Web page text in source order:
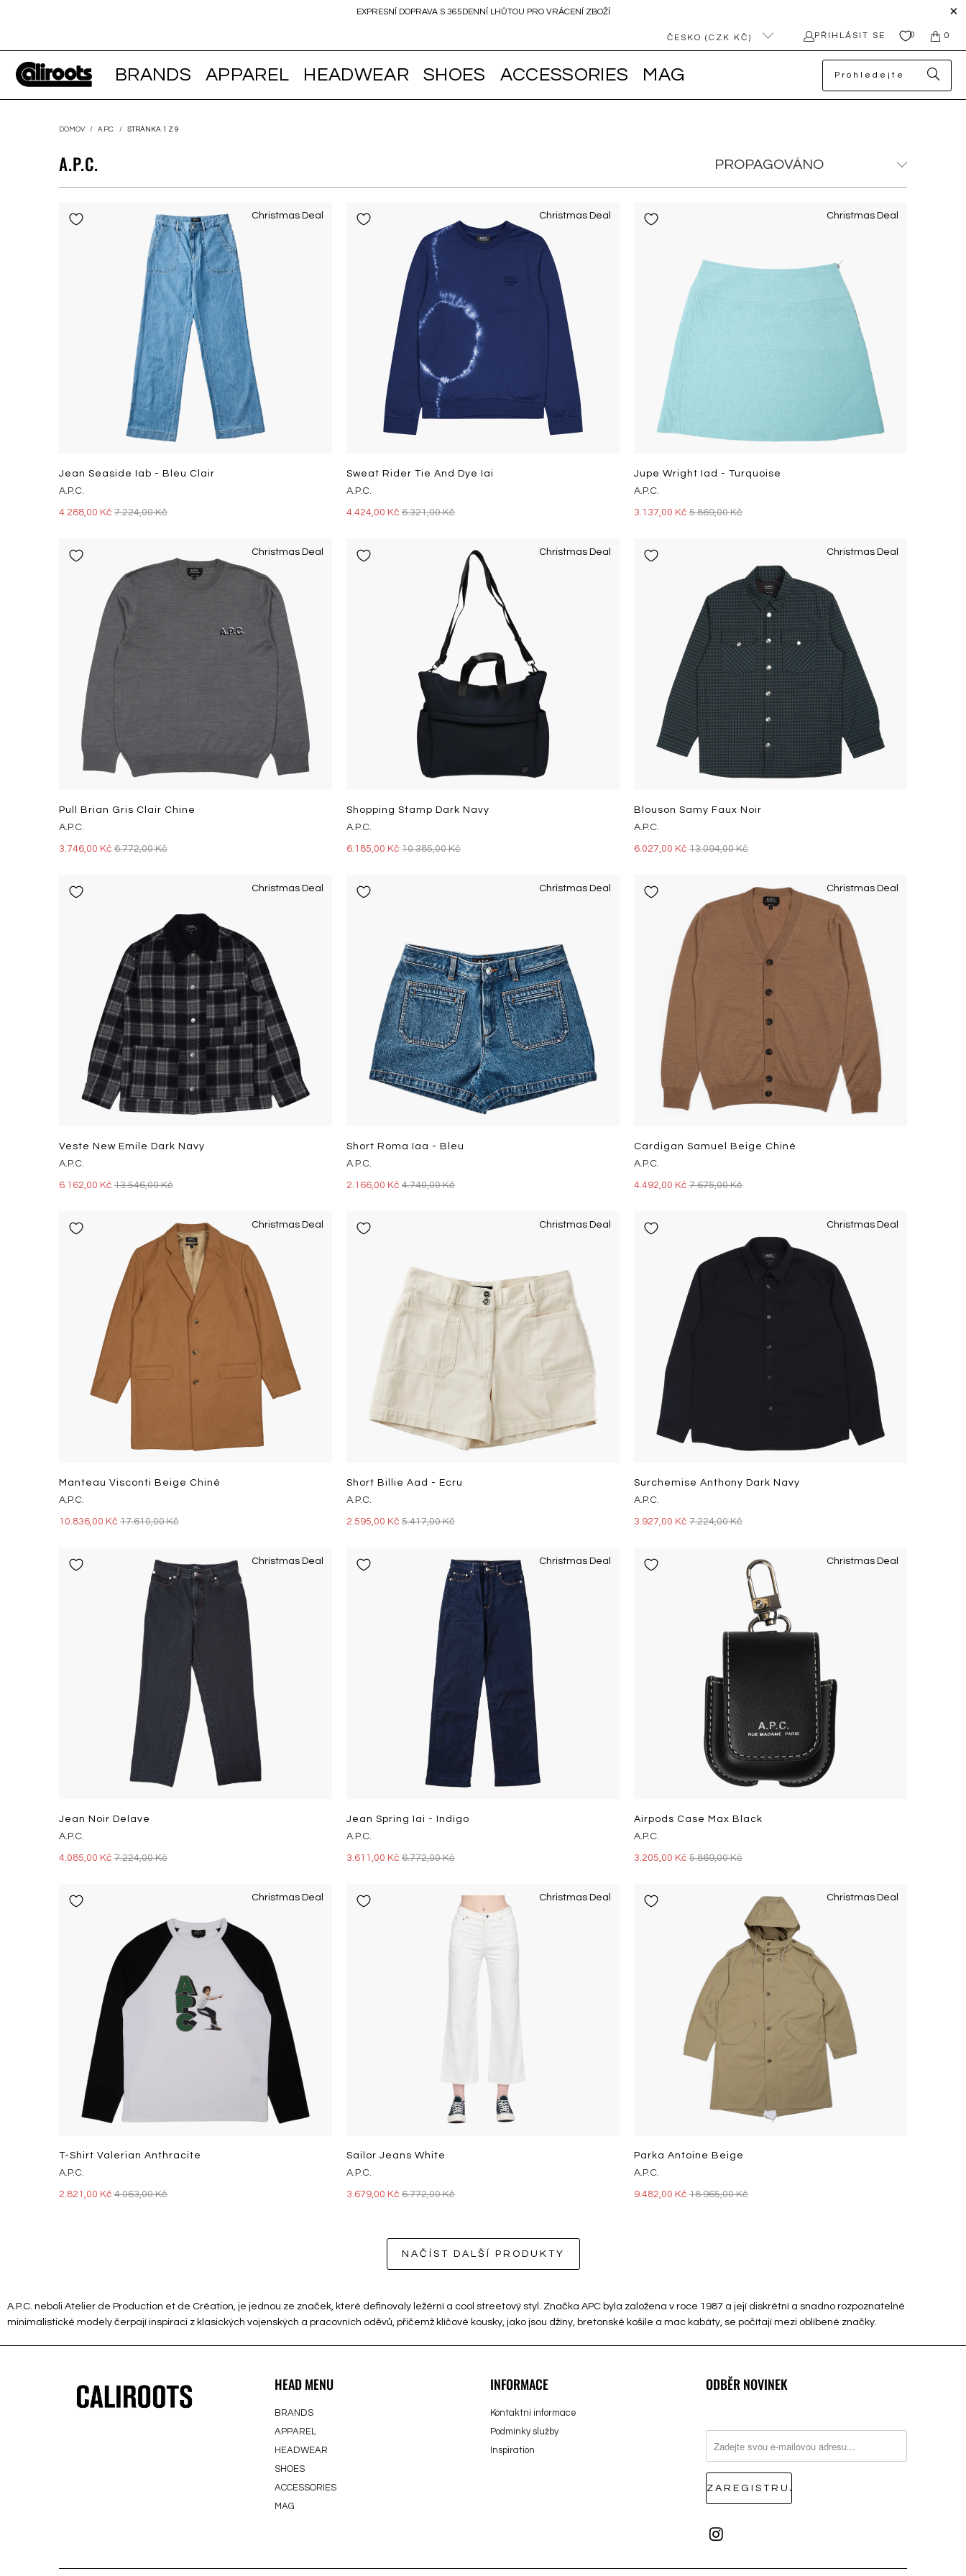
EXPRESNÍ DOPRAVA S 365DENNÍ LHŮTOU PRO VRÁCENÍ ZBOŽÍ
ČESKO (CZK KČ) PŘIHLÁSIT SE 0 0
BRANDS APPAREL HEADWEAR SHOES ACCESSORIES MAG
DOMOV / A.P.C. / STRÁNKA 1 Z 9
A.P.C.
Christmas Deal
Jean Seaside Iab - Bleu Clair
A.P.C.
4.288,00 Kč 7.224,00 Kč
Christmas Deal
Sweat Rider Tie And Dye Iai
A.P.C.
4.424,00 Kč 6.321,00 Kč
Christmas Deal
Jupe Wright Iad - Turquoise
A.P.C.
3.137,00 Kč 5.869,00 Kč
Christmas Deal
Pull Brian Gris Clair Chine
A.P.C.
3.746,00 Kč 6.772,00 Kč
Christmas Deal
Shopping Stamp Dark Navy
A.P.C.
6.185,00 Kč 10.385,00 Kč
Christmas Deal
Blouson Samy Faux Noir
A.P.C.
6.027,00 Kč 13.094,00 Kč
Christmas Deal
Veste New Emile Dark Navy
A.P.C.
6.162,00 Kč 13.546,00 Kč
Christmas Deal
Short Roma Iaa - Bleu
A.P.C.
2.166,00 Kč 4.740,00 Kč
Christmas Deal
Cardigan Samuel Beige Chiné
A.P.C.
4.492,00 Kč 7.675,00 Kč
Christmas Deal
Manteau Visconti Beige Chiné
A.P.C.
10.836,00 Kč 17.610,00 Kč
Christmas Deal
Short Billie Aad - Ecru
A.P.C.
2.595,00 Kč 5.417,00 Kč
Christmas Deal
Surchemise Anthony Dark Navy
A.P.C.
3.927,00 Kč 7.224,00 Kč
Christmas Deal
Jean Noir Delave
A.P.C.
4.085,00 Kč 7.224,00 Kč
Christmas Deal
Jean Spring Iai - Indigo
A.P.C.
3.611,00 Kč 6.772,00 Kč
Christmas Deal
Airpods Case Max Black
A.P.C.
3.205,00 Kč 5.869,00 Kč
Christmas Deal
T-Shirt Valerian Anthracite
A.P.C.
2.821,00 Kč 4.063,00 Kč
Christmas Deal
Sailor Jeans White
A.P.C.
3.679,00 Kč 6.772,00 Kč
Christmas Deal
Parka Antoine Beige
A.P.C.
9.482,00 Kč 18.965,00 Kč
NAČÍST DALŠÍ PRODUKTY
A.P.C. neboli Atelier de Production et de Création, je jednou ze značek, které definovaly ležérní a cool streetový styl. Značka APC byla založena v roce 1987 a její diskrétní a snadno rozpoznatelné
minimalistické modely čerpají inspiraci z klasických vojenských a pracovních oděvů, přičemž klíčové kousky, jako jsou džíny, bretonské košile a mac kabáty, se počítají mezi oblíbené značky.
HEAD MENU
BRANDS
APPAREL
HEADWEAR
SHOES
ACCESSORIES
MAG
INFORMACE
Kontaktní informace
Podmínky služby
Inspiration
ODBĚR NOVINEK